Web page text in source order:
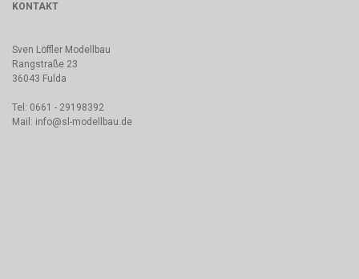
KONTAKT
Sven Löffler Modellbau
Rangstraße 23
36043 Fulda
Tel: 0661 - 29198392
Mail: info@sl-modellbau.de